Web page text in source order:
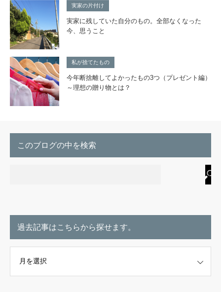
実家の片付け
実家に残していた自分のもの。全部なくなった
今、思うこと
私が捨てたもの
今年断捨離してよかったもの3つ（プレゼント編）
～理想の贈り物とは？
このブログの中を検索
過去記事はこちらから探せます。